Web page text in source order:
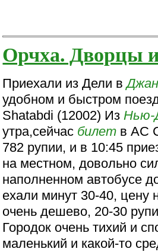
Орчха. Дворцы
Приехали из Дели в
удобном и быстром
Shatabdi (12002) ИзНью-
утра,сейчас билет в AC
782 рупии, и в 10:45
на местном, довольно
наполненном автобусе
ехали минут 30-40, цену
очень дешево, 20-30
Городок очень тихий и
маленький и какой-то